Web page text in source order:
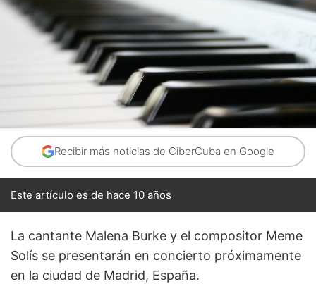
Recibir más noticias de CiberCuba en Google
Este artículo es de hace 10 años
La cantante Malena Burke y el compositor Meme
Solís se presentarán en concierto próximamente
en la ciudad de Madrid, España.